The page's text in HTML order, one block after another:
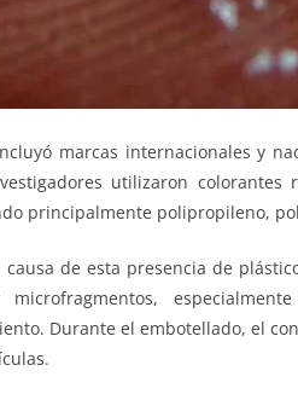
marcas internacionales y
utilizaron
principalmente polipropileno,
causa de esta presencia de
microfragmentos,
Durante el embotellado, el